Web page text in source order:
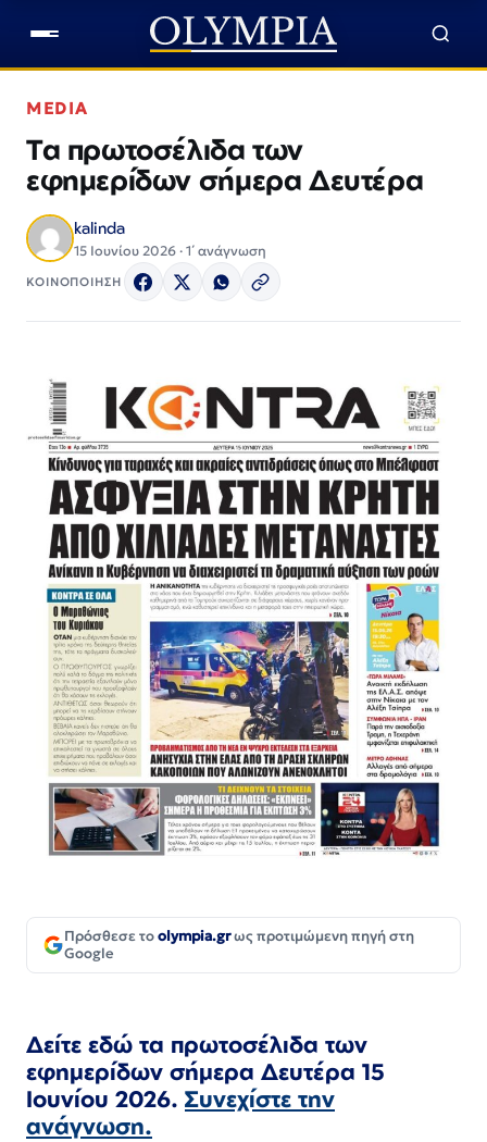
MEDIA
Τα πρωτοσέλιδα των
εφημερίδων σήμερα Δευτέρα
kalinda
15 Ιουνίου 2026 · 1΄ ανάγνωση
ΚΟΙΝΟΠΟΙΗΣΗ
Πρόσθεσε τοolympia.grως προτιμώμενη πηγή στη
Google
Δείτε εδώ τα πρωτοσέλιδα των
εφημερίδων σήμερα Δευτέρα 15
Ιουνίου 2026. Συνεχίστε την
ανάγνωση.